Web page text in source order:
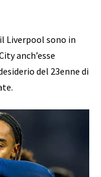
Liverpool sono in
anch’esse
del 23enne di